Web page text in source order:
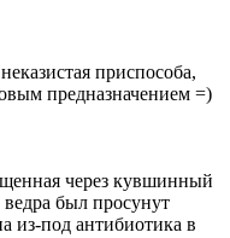
приспособа,
предназначением =)
через кувшинный
ведра был просунут
из-под антибиотика в